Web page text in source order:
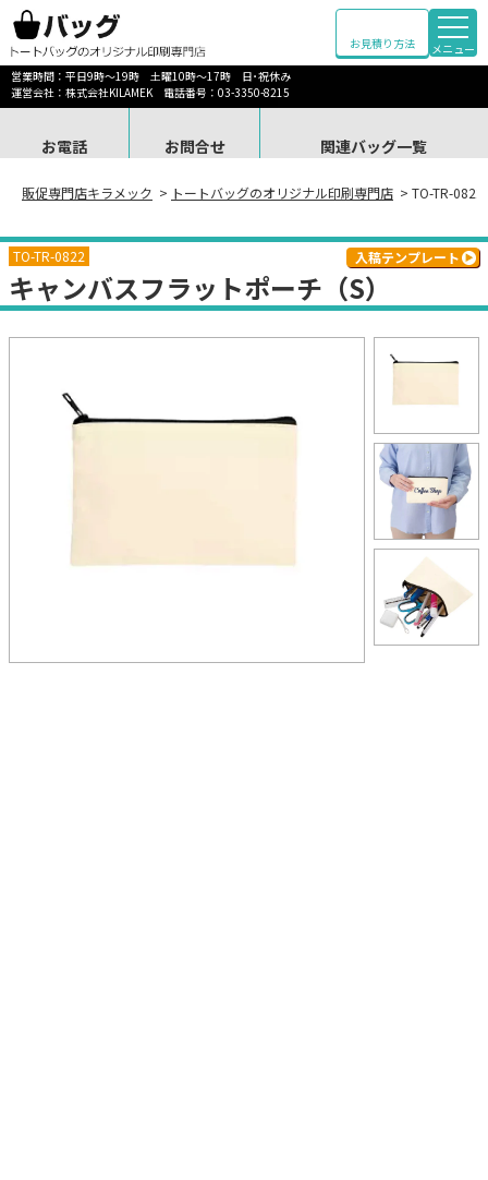
お見積り方法
メニュー
営業時間：平日9時～19時 土曜10時～17時 日･祝休み
運営会社：株式会社KILAMEK 電話番号：03-3350-8215
お電話 お問合せ 関連バッグ一覧
販促専門店キラメック > トートバッグのオリジナル印刷専門店 > TO-TR-
TO-TR-0822
キャンバスフラットポーチ（S）
入稿テンプレート